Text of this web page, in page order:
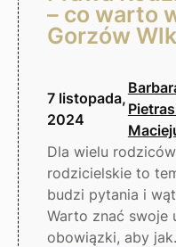
– co warto
Gorzów
7 listopada,
2024
Dla wielu
rodzicielskie to
budzi pytania i
Warto znać swoje
obowiązki, aby